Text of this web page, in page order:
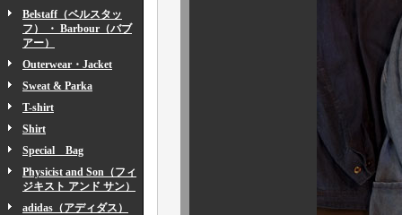
Belstaff（ベルスタッ
フ） ・ Barbour（バブ
アー）
Outerwear・Jacket
Sweat & Parka
T-shirt
Shirt
Special Bag
Physicist and Son（フィ
ジキスト アンド サン）
adidas（アディダス）